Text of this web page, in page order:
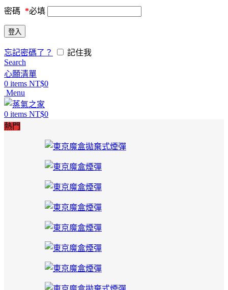
密碼 *必填
登入
忘記密碼了？
記住我
Search
心願清單
0 items NT$0
Menu
0 items NT$0
熱門